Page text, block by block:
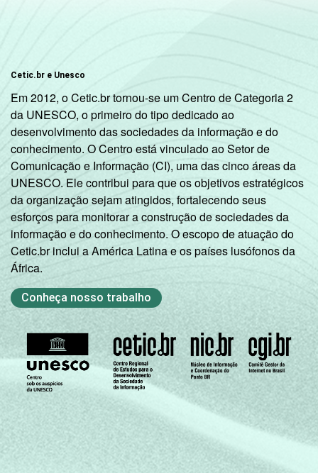
Cetic.br e Unesco
Em 2012, o Cetic.br tornou-se um Centro de Categoria 2
da UNESCO, o primeiro do tipo dedicado ao
desenvolvimento das sociedades da informação e do
conhecimento. O Centro está vinculado ao Setor de
Comunicação e Informação (CI), uma das cinco áreas da
UNESCO. Ele contribui para que os objetivos estratégicos
da organização sejam atingidos, fortalecendo seus
esforços para monitorar a construção de sociedades da
informação e do conhecimento. O escopo de atuação do
Cetic.br inclui a América Latina e os países lusófonos da
África.
Conheça nosso trabalho